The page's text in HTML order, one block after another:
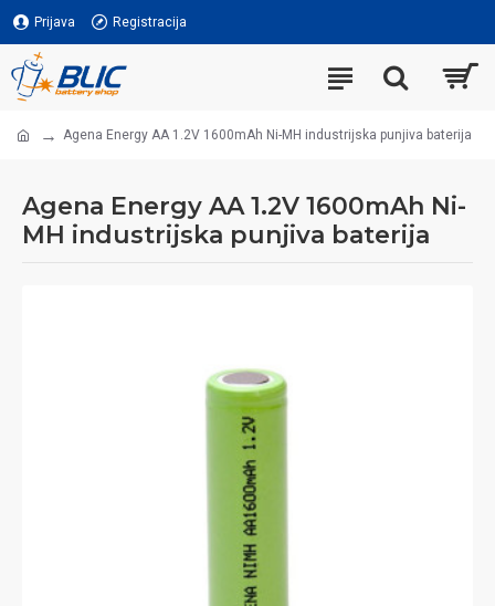
Prijava Registracija
Agena Energy AA 1.2V 1600mAh Ni-MH industrijska punjiva baterija
Agena Energy AA 1.2V 1600mAh Ni-
MH industrijska punjiva baterija